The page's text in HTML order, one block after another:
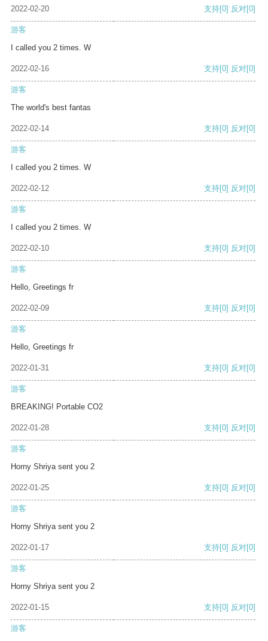
2022-02-20 支持[0] 反对[0]
游客
I called you 2 times. W
2022-02-16 支持[0] 反对[0]
游客
The world's best fantas
2022-02-14 支持[0] 反对[0]
游客
I called you 2 times. W
2022-02-12 支持[0] 反对[0]
游客
I called you 2 times. W
2022-02-10 支持[0] 反对[0]
游客
Hello, Greetings fr
2022-02-09 支持[0] 反对[0]
游客
Hello, Greetings fr
2022-01-31 支持[0] 反对[0]
游客
BREAKING! Portable CO2
2022-01-28 支持[0] 反对[0]
游客
Horny Shriya sent you 2
2022-01-25 支持[0] 反对[0]
游客
Horny Shriya sent you 2
2022-01-17 支持[0] 反对[0]
游客
Horny Shriya sent you 2
2022-01-15 支持[0] 反对[0]
游客